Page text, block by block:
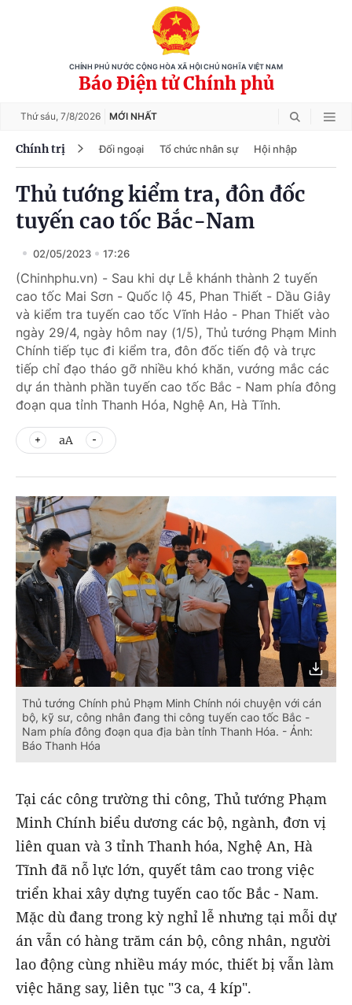
CHÍNH PHỦ NƯỚC CỘNG HÒA XÃ HỘI CHỦ NGHĨA VIỆT NAM
Báo Điện tử Chính phủ
Thứ sáu, 7/8/2026 MỚI NHẤT
Chính trị Đối ngoại Tổ chức nhân sự Hội nhập
Thủ tướng kiểm tra, đôn đốc
tuyến cao tốc Bắc-Nam
02/05/2023 17:26
(Chinhphu.vn) - Sau khi dự Lễ khánh thành 2 tuyến
cao tốc Mai Sơn - Quốc lộ 45, Phan Thiết - Dầu Giây
và kiểm tra tuyến cao tốc Vĩnh Hảo - Phan Thiết vào
ngày 29/4, ngày hôm nay (1/5), Thủ tướng Phạm Minh
Chính tiếp tục đi kiểm tra, đôn đốc tiến độ và trực
tiếp chỉ đạo tháo gỡ nhiều khó khăn, vướng mắc các
dự án thành phần tuyến cao tốc Bắc - Nam phía đông
đoạn qua tỉnh Thanh Hóa, Nghệ An, Hà Tĩnh.
aA
Thủ tướng Chính phủ Phạm Minh Chính nói chuyện với cán
bộ, kỹ sư, công nhân đang thi công tuyến cao tốc Bắc -
Nam phía đông đoạn qua địa bàn tỉnh Thanh Hóa. - Ảnh:
Báo Thanh Hóa
Tại các công trường thi công, Thủ tướng Phạm
Minh Chính biểu dương các bộ, ngành, đơn vị
liên quan và 3 tỉnh Thanh hóa, Nghệ An, Hà
Tĩnh đã nỗ lực lớn, quyết tâm cao trong việc
triển khai xây dựng tuyến cao tốc Bắc - Nam.
Mặc dù đang trong kỳ nghỉ lễ nhưng tại mỗi dự
án vẫn có hàng trăm cán bộ, công nhân, người
lao động cùng nhiều máy móc, thiết bị vẫn làm
việc hăng say, liên tục "3 ca, 4 kíp".